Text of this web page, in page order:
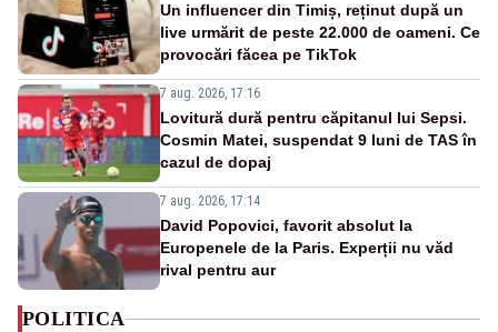
Un influencer din Timiș, reținut după un
live urmărit de peste 22.000 de oameni. Ce
provocări făcea pe TikTok
7 aug. 2026, 17:16
Lovitură dură pentru căpitanul lui Sepsi.
Cosmin Matei, suspendat 9 luni de TAS în
cazul de dopaj
7 aug. 2026, 17:14
David Popovici, favorit absolut la
Europenele de la Paris. Experții nu văd
rival pentru aur
POLITICA